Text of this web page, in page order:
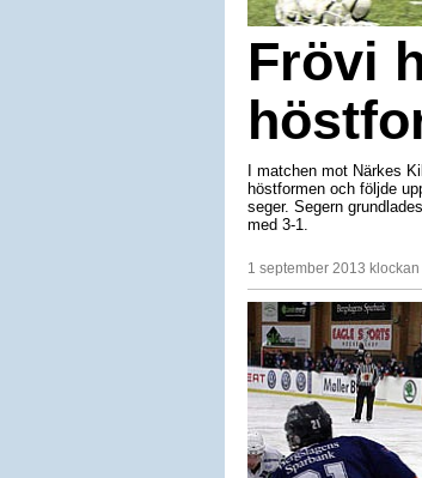
Frövi
I matchen mot Närkes
höstformen och följde
seger. Segern
med 3-1.
1 september 2013